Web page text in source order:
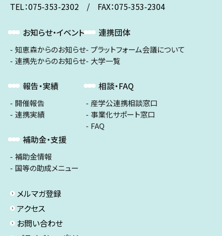
TEL：075-353-2302 / FAX：075-353-2304
お知らせ・イベント
知恵森からのお知らせ
連携先からのお知らせ
報告・実績
開催報告
連携実績
補助金・支援
補助金情報
国等の助成メニュー
連携団体
プラットフォーム会議について
大学一覧
相談・FAQ
産学公連携相談窓口
事業化サポート窓口
FAQ
メルマガ登録
アクセス
お問い合わせ